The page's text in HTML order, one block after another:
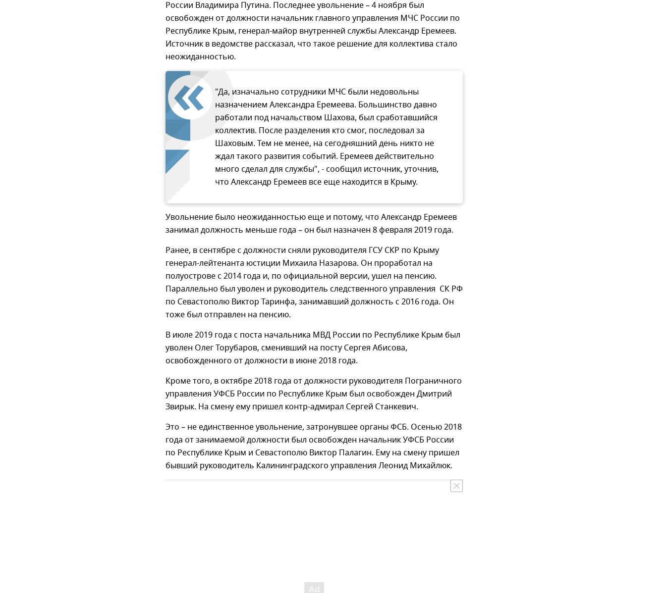
России Владимира Путина. Последнее увольнение – 4 ноября был
освобожден от должности начальник главного управления МЧС России по
Республике Крым, генерал-майор внутренней службы Александр Еремеев.
Источник в ведомстве рассказал, что такое решение для коллектива стало
неожиданностью.
"Да, изначально сотрудники МЧС были недовольны
назначением Александра Еремеева. Большинство давно
работали под начальством Шахова, был сработавшийся
коллектив. После разделения кто смог, последовал за
Шаховым. Тем не менее, на сегодняшний день никто не
ждал такого развития событий. Еремеев действительно
много сделал для службы", - сообщил источник, уточнив,
что Александр Еремеев все еще находится в Крыму.
Увольнение было неожиданностью еще и потому, что Александр Еремеев
занимал должность меньше года – он был назначен 8 февраля 2019 года.
Ранее, в сентябре с должности сняли руководителя ГСУ СКР по Крыму
генерал-лейтенанта юстиции Михаила Назарова. Он проработал на
полуострове с 2014 года и, по официальной версии, ушел на пенсию.
Параллельно был уволен и руководитель следственного управления СК РФ
по Севастополю Виктор Таринфа, занимавший должность с 2016 года. Он
тоже был отправлен на пенсию.
В июле 2019 года с поста начальника МВД России по Республике Крым был
уволен Олег Торубаров, сменивший на посту Сергея Абисова,
освобожденного от должности в июне 2018 года.
Кроме того, в октябре 2018 года от должности руководителя Пограничного
управления УФСБ России по Республике Крым был освобожден Дмитрий
Звирык. На смену ему пришел контр-адмирал Сергей Станкевич.
Это – не единственное увольнение, затронувшее органы ФСБ. Осенью 2018
года от занимаемой должности был освобожден начальник УФСБ России
по Республике Крым и Севастополю Виктор Палагин. Ему на смену пришел
бывший руководитель Калининградского управления Леонид Михайлюк.